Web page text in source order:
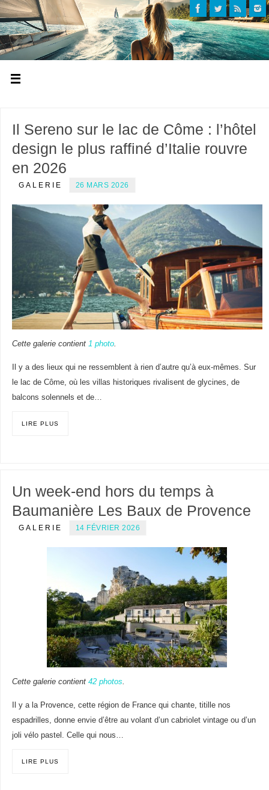
Il Sereno sur le lac de Côme : l’hôtel
design le plus raffiné d’Italie rouvre
en 2026
GALERIE 26 MARS 2026
Cette galerie contient 1 photo.
Il y a des lieux qui ne ressemblent à rien d’autre qu’à eux-mêmes. Sur
le lac de Côme, où les villas historiques rivalisent de glycines, de
balcons solennels et de…
LIRE PLUS
Un week-end hors du temps à
Baumanière Les Baux de Provence
GALERIE 14 FÉVRIER 2026
Cette galerie contient 42 photos.
Il y a la Provence, cette région de France qui chante, titille nos
espadrilles, donne envie d’être au volant d’un cabriolet vintage ou d’un
joli vélo pastel. Celle qui nous…
LIRE PLUS